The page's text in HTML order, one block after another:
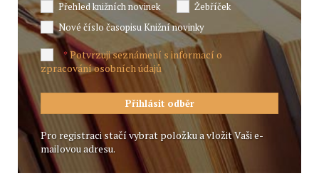
Přehled knižních novinek
Žebříček
Nové číslo časopisu Knižní novinky
*Potvrzuji seznámení s informací o
zpracování osobních údajů
Pro registraci stačí vybrat položku a vložit Vaši e-
mailovou adresu.